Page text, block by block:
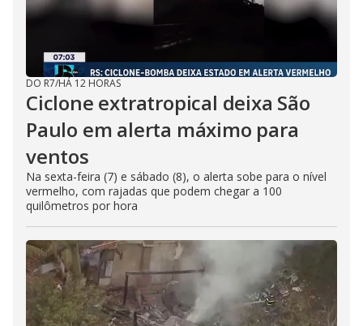
DO R7/HÁ 12 HORAS
Ciclone extratropical deixa São
Paulo em alerta máximo para
ventos
Na sexta-feira (7) e sábado (8), o alerta sobe para o nível
vermelho, com rajadas que podem chegar a 100
quilômetros por hora